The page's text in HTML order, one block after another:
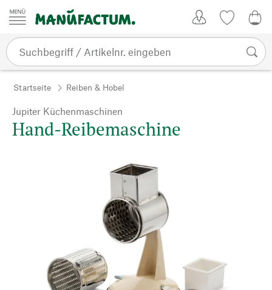
Zum Inhalt springen
Startseite Reiben & Hobel
Jupiter Küchenmaschinen
Hand-Reibemaschine